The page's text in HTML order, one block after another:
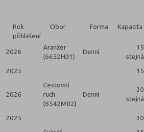
Rok
přihlášení
Obor Forma Kapacita
2026
Aranžér
(6652H01)
Denní
15
stejná
2025 15
2026
Cestovní
ruch
(6542M02)
Denní
30
stejná
2025 30